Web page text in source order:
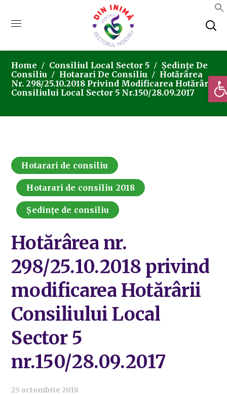
Home Consiliul Local Sector 5
Ședințe De
Consiliu
Hotarari De Consiliu
Hotărârea
Nr. 298/25.10.2018 Privind Modificarea Hotărârii
Consiliului Local Sector 5 Nr.150/28.09.2017
Hotarari de consiliu
Hotarari de consiliu 2018
Ședințe de consiliu
Hotărârea nr.
298/25.10.2018 privind
modificarea Hotărârii
Consiliului Local
Sector 5
nr.150/28.09.2017
25 octombrie 2018